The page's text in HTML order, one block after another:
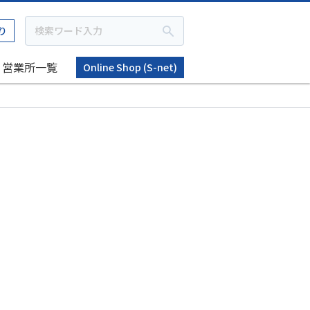
営業所一覧
Online Shop (S-net)